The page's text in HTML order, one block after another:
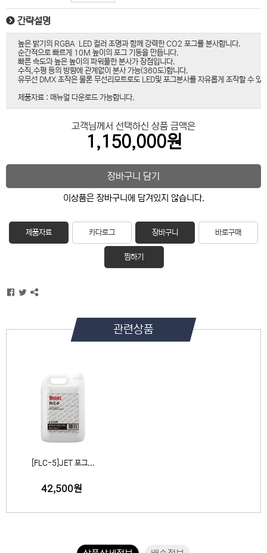
간략설명
높은 밝기의 RGBA LED 컬러 조명과 함께 강력한 CO2 포그를 분사합니다.
순간적으로 빠르게 10M 높이의 포그 기둥을 만듭니다.
빠른 속도와 높은 높이의 파워풀한 분사가 장점입니다.
수직,수평 등의 방향에 관계없이 분사 가능(360도)합니다.
유무선 DMX 조작은 물론 무선리모트로도 LED및 포그분사를 자유롭게 조작할 수 있
제품자료 : 매뉴얼 다운로드 가능합니다.
고객님께서 선택하신 상품 금액은
1,150,000원
장바구니 담기
이상품은 장바구니에 담겨있지 않습니다.
제품자료 카다로그 장바구니 바로구매
찜하기
관련상품
[FLC-5]JET 포그...
42,500원